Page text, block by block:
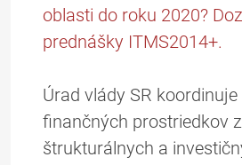
oblasti do roku 2020?
prednášky ITMS2014+.
Úrad vlády SR
finančných prostriedkov
štrukturálnych a